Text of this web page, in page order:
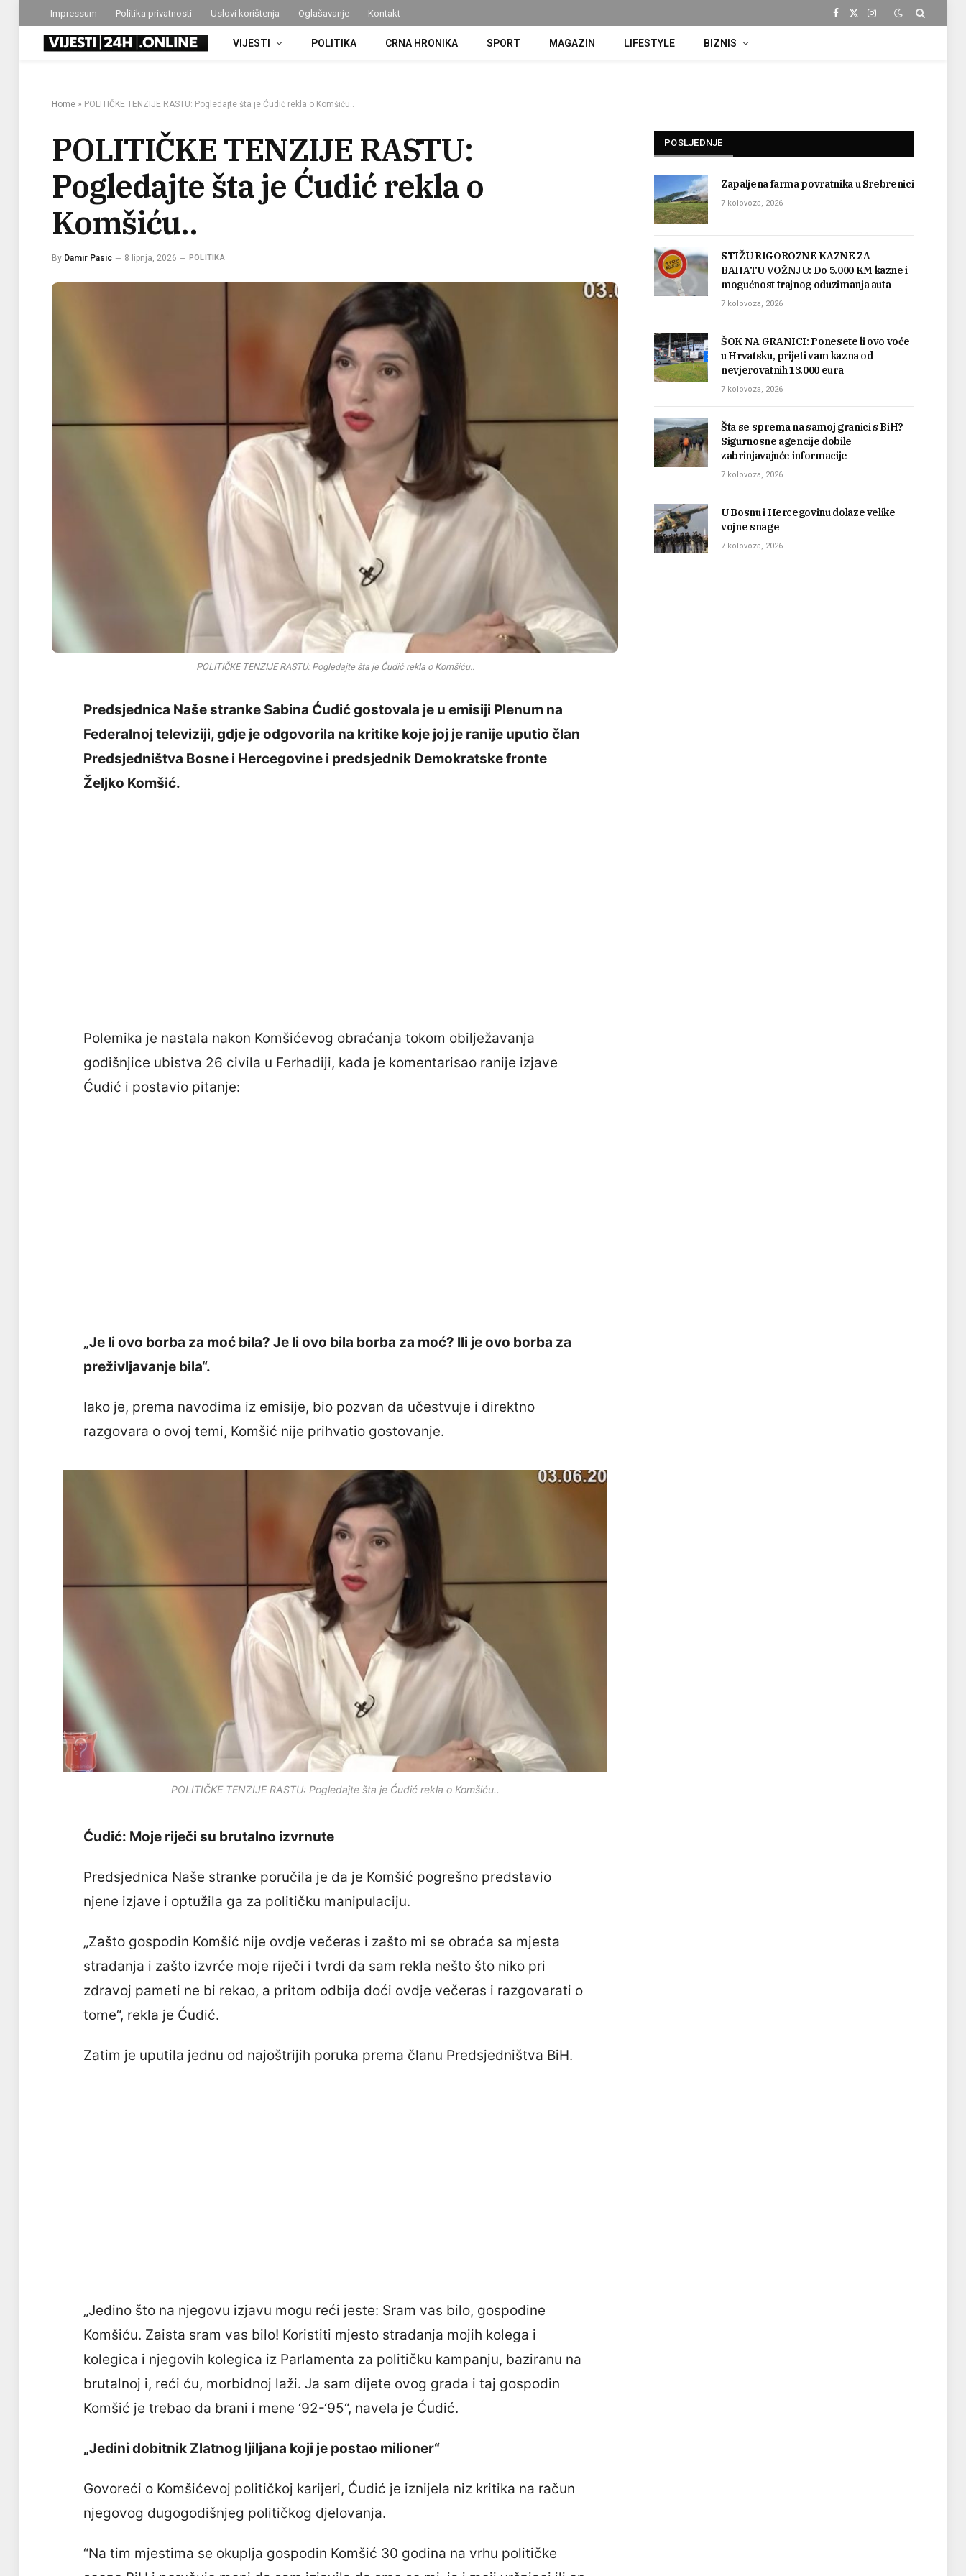
Impressum Politika privatnosti Uslovi korištenja Oglašavanje Kontakt
Facebook
X
Instagram
VIJESTI POLITIKA CRNA HRONIKA SPORT MAGAZIN LIFESTYLE BIZNIS
Home » POLITIČKE TENZIJE RASTU: Pogledajte šta je Ćudić rekla o Komšiću..
POLITIČKE TENZIJE RASTU:
Pogledajte šta je Ćudić rekla o
Komšiću..
By Damir Pasic 8 lipnja, 2026 POLITIKA
POLITIČKE TENZIJE RASTU: Pogledajte šta je Ćudić rekla o Komšiću..
Predsjednica Naše stranke Sabina Ćudić gostovala je u emisiji Plenum na
Federalnoj televiziji, gdje je odgovorila na kritike koje joj je ranije uputio član
Predsjedništva Bosne i Hercegovine i predsjednik Demokratske fronte
Željko Komšić.
Polemika je nastala nakon Komšićevog obraćanja tokom obilježavanja
godišnjice ubistva 26 civila u Ferhadiji, kada je komentarisao ranije izjave
Ćudić i postavio pitanje:
„Je li ovo borba za moć bila? Je li ovo bila borba za moć? Ili je ovo borba za
preživljavanje bila“.
Iako je, prema navodima iz emisije, bio pozvan da učestvuje i direktno
razgovara o ovoj temi, Komšić nije prihvatio gostovanje.
POLITIČKE TENZIJE RASTU: Pogledajte šta je Ćudić rekla o Komšiću..
Ćudić: Moje riječi su brutalno izvrnute
Predsjednica Naše stranke poručila je da je Komšić pogrešno predstavio
njene izjave i optužila ga za političku manipulaciju.
„Zašto gospodin Komšić nije ovdje večeras i zašto mi se obraća sa mjesta
stradanja i zašto izvrće moje riječi i tvrdi da sam rekla nešto što niko pri
zdravoj pameti ne bi rekao, a pritom odbija doći ovdje večeras i razgovarati o
tome“, rekla je Ćudić.
Zatim je uputila jednu od najoštrijih poruka prema članu Predsjedništva BiH.
„Jedino što na njegovu izjavu mogu reći jeste: Sram vas bilo, gospodine
Komšiću. Zaista sram vas bilo! Koristiti mjesto stradanja mojih kolega i
kolegica i njegovih kolegica iz Parlamenta za političku kampanju, baziranu na
brutalnoj i, reći ću, morbidnoj laži. Ja sam dijete ovog grada i taj gospodin
Komšić je trebao da brani i mene ‘92-‘95“, navela je Ćudić.
„Jedini dobitnik Zlatnog ljiljana koji je postao milioner“
Govoreći o Komšićevoj političkoj karijeri, Ćudić je iznijela niz kritika na račun
njegovog dugogodišnjeg političkog djelovanja.
“Na tim mjestima se okuplja gospodin Komšić 30 godina na vrhu političke
POSLJEDNJE
Zapaljena farma povratnika u Srebrenici
7 kolovoza, 2026
STIŽU RIGOROZNE KAZNE ZA
BAHATU VOŽNJU: Do 5.000 KM kazne i
mogućnost trajnog oduzimanja auta
7 kolovoza, 2026
ŠOK NA GRANICI: Ponesete li ovo voće
u Hrvatsku, prijeti vam kazna od
nevjerovatnih 13.000 eura
7 kolovoza, 2026
Šta se sprema na samoj granici s BiH?
Sigurnosne agencije dobile
zabrinjavajuće informacije
7 kolovoza, 2026
U Bosnu i Hercegovinu dolaze velike
vojne snage
7 kolovoza, 2026